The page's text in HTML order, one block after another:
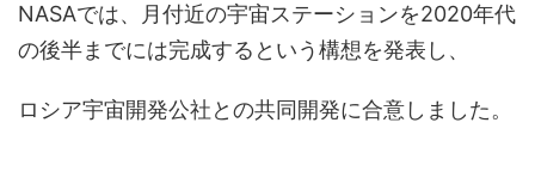
NASAでは、月付近の宇宙ステーションを2020年代
の後半までには完成するという構想を発表し、
ロシア宇宙開発公社との共同開発に合意しました。